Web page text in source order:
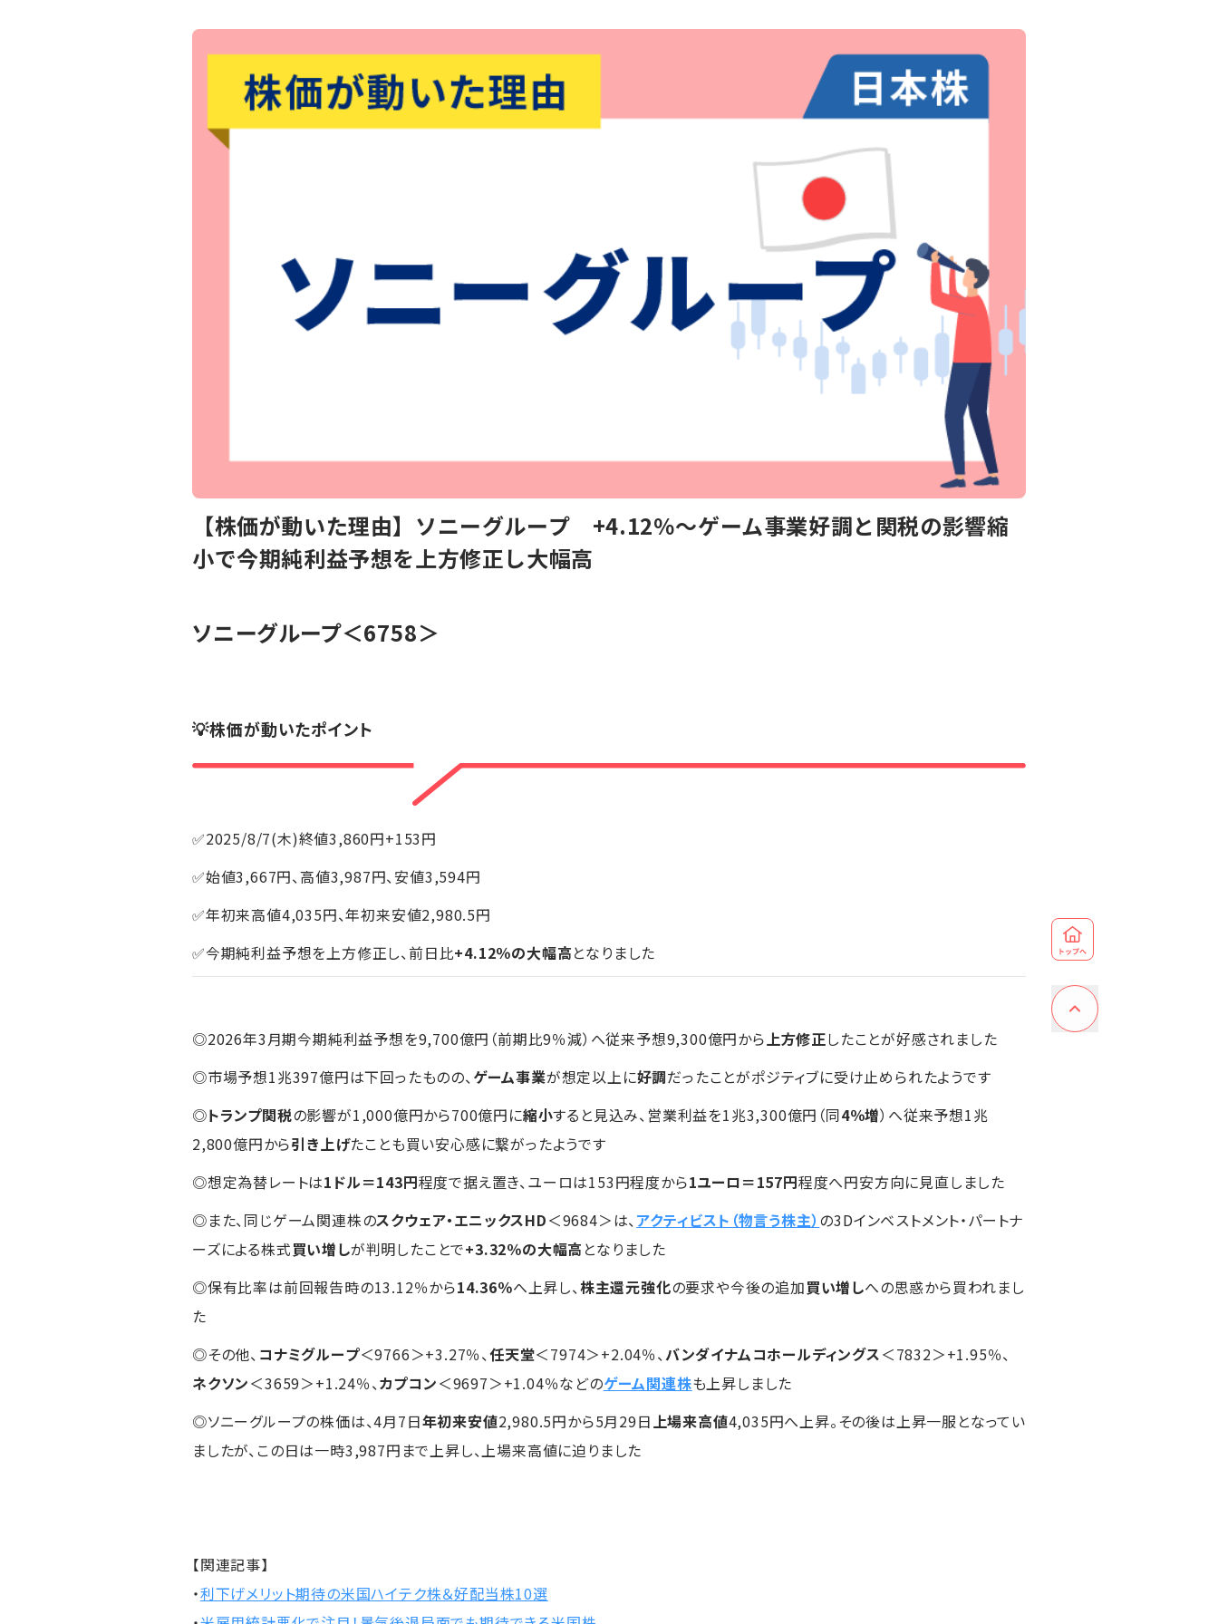
【株価が動いた理由】ソニーグループ +4.12％〜ゲーム事業好調と関税の影響縮
小で今期純利益予想を上方修正し大幅高
ソニーグループ＜6758＞
💡株価が動いたポイント
✅2025/8/7(木)終値3,860円+153円
✅始値3,667円、高値3,987円、安値3,594円
✅年初来高値4,035円、年初来安値2,980.5円
✅今期純利益予想を上方修正し、前日比+4.12％の大幅高となりました
◎2026年3月期今期純利益予想を9,700億円（前期比9％減）へ従来予想9,300億円から上方修正したことが好感されました
◎市場予想1兆397億円は下回ったものの、ゲーム事業が想定以上に好調だったことがポジティブに受け止められたようです
◎トランプ関税の影響が1,000億円から700億円に縮小すると見込み、営業利益を1兆3,300億円（同4％増）へ従来予想1兆
2,800億円から引き上げたことも買い安心感に繋がったようです
◎想定為替レートは1ドル＝143円程度で据え置き、ユーロは153円程度から1ユーロ＝157円程度へ円安方向に見直しました
◎また、同じゲーム関連株のスクウェア・エニックスHD＜9684＞は、アクティビスト（物言う株主） の3Dインベストメント・パートナ
ーズによる株式買い増しが判明したことで+3.32％の大幅高 となりました
◎保有比率は前回報告時の13.12％から14.36％へ上昇し、株主還元強化の要求や今後の追加買い増しへの思惑から買われまし
た
◎その他、 コナミグループ＜9766＞+3.27％、任天堂＜7974＞+2.04％、バンダイナムコホールディングス＜7832＞+1.95％、
ネクソン＜3659＞+1.24％、カプコン＜9697＞+1.04％などのゲーム関連株も上昇しました
◎ソニーグループの株価は、4月7日年初来安値2,980.5円から5月29日上場来高値4,035円へ上昇。その後は上昇一服となってい
ましたが、この日は一時3,987円まで上昇し、上場来高値に迫りました
【関連記事】
・利下げメリット期待の米国ハイテク株＆好配当株10選